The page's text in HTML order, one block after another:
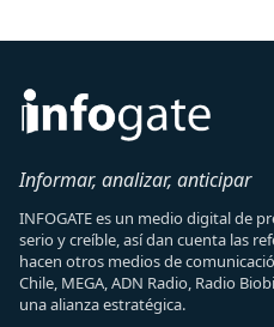
Informar, analizar, anticipar
INFOGATE es un medio digital de
serio y creíble, así dan cuenta las
hacen otros medios de
Chile, MEGA, ADN Radio, Radio
una alianza estratégica.